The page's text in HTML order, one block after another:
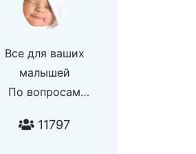
Все для ваших
малышей
По вопросам
@KiriLL_rek
11797